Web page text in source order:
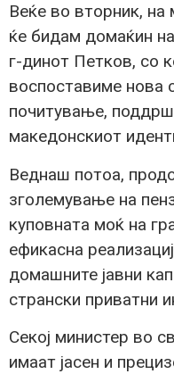
Веќе во вторник,
ќе бидам домаќин
г-динот Петков, со
воспоставиме нова
почитување,
македонскиот
Веднаш потоа,
зголемување на
куповната моќ на
ефикасна
домашните јавни
странски приватни
Секој министер во
имаат јасен и